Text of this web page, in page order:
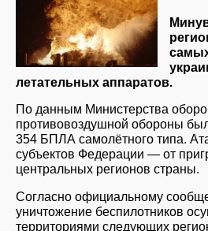
летательных аппаратов.
По данным Министерства
противовоздушной обороны
354 БПЛА самолётного типа.
субъектов Федерации — от
центральных регионов страны.
Согласно официальному
уничтожение беспилотников
территориями следующих